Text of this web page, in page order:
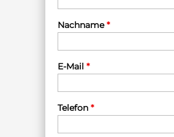
Nachname*
E-Mail *
Telefon *